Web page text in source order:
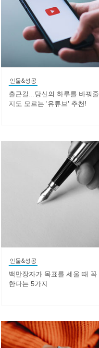
인물&성공
출근길...당신의 하루를 바꿔줄
지도 모르는 '유튜브' 추천!
인물&성공
백만장자가 목표를 세울 때 꼭
한다는 5가지